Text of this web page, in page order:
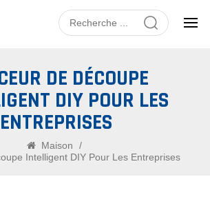
DE DÉCOUPE
DIY POUR LES
ENTREPRISES
Maison
/
Intelligent DIY Pour Les Entreprises